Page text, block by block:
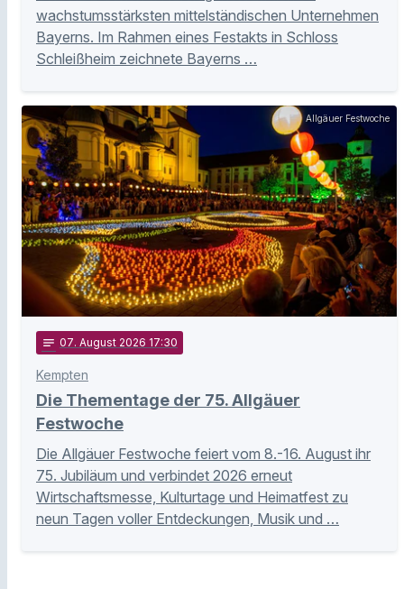
wachstumsstärksten mittelständischen Unternehmen
Bayerns. Im Rahmen eines Festakts in Schloss
Schleißheim zeichnete Bayerns …
Allgäuer Festwoche
notes 07. August 2026 17:30
Kempten
Die Thementage der 75. Allgäuer
Festwoche
Die Allgäuer Festwoche feiert vom 8.-16. August ihr
75. Jubiläum und verbindet 2026 erneut
Wirtschaftsmesse, Kulturtage und Heimatfest zu
neun Tagen voller Entdeckungen, Musik und …